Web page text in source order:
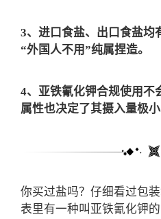
3、进口食盐、出口食盐均
“外国人不用”纯属捏造。
4、亚铁氰化钾合规使用不
属性也决定了其摄入量极小
你买过盐吗？仔细看过包
表里有一种叫亚铁氰化钾